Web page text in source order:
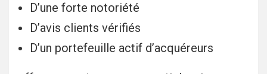
D’une forte notoriété
D’avis clients vérifiés
D’un portefeuille actif d’acquéreurs